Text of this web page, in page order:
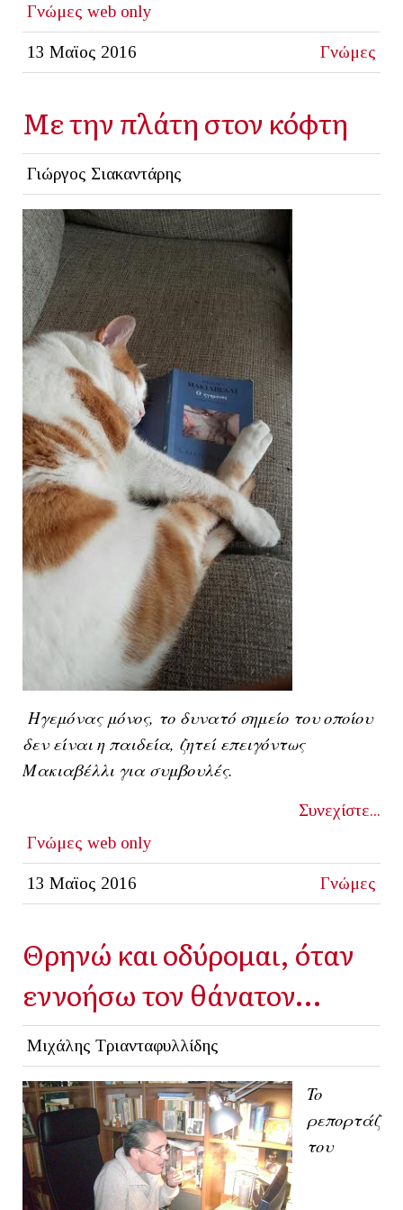
Γνώμες web only
13 Μαϊος 2016 Γνώμες
Με την πλάτη στον κόφτη
Γιώργος Σιακαντάρης
Ηγεμόνας μόνος, το δυνατό σημείο του οποίου
δεν είναι η παιδεία, ζητεί επειγόντως
Μακιαβέλλι για συμβουλές.
Συνεχίστε...
Γνώμες web only
13 Μαϊος 2016 Γνώμες
Θρηνώ και οδύρομαι, όταν
εννοήσω τον θάνατον…
Μιχάλης Τριανταφυλλίδης
To
ρεπορτάζ
του